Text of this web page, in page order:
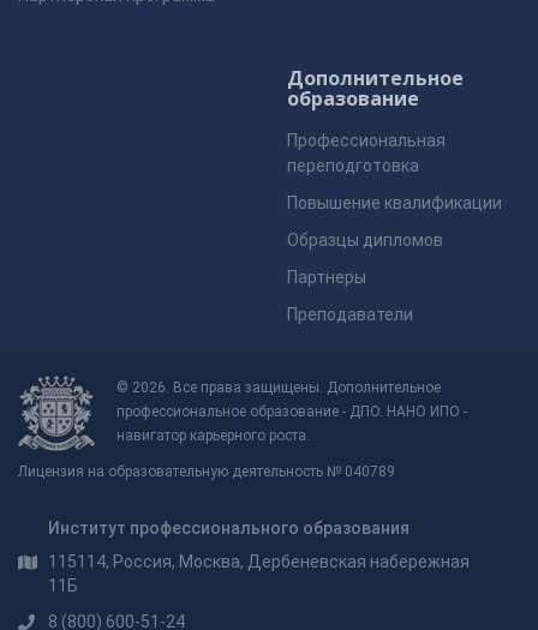
Дополнительное
образование
Профессиональная
переподготовка
Повышение квалификации
Образцы дипломов
Партнеры
Преподаватели
© 2026. Все права защищены. Дополнительное
профессиональное образование - ДПО. НАНО ИПО -
навигатор карьерного роста.
Лицензия на образовательную деятельность № 040789
Институт профессионального образования
115114, Россия, Москва, Дербеневская набережная
11Б
8 (800) 600-51-24